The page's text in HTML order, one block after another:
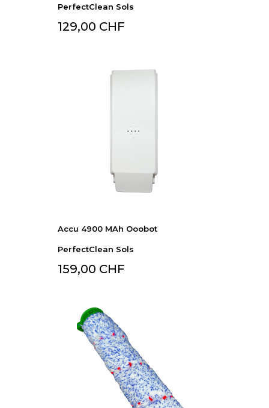
PerfectClean Sols
129,00 CHF
Accu 4900 MAh Ooobot
PerfectClean Sols
159,00 CHF